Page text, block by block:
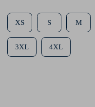
XS S M
3XL 4XL